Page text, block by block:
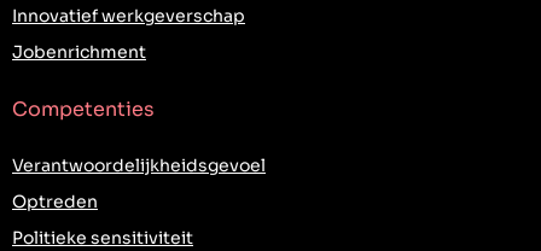
Innovatief werkgeverschap
Jobenrichment
Competenties
Verantwoordelijkheidsgevoel
Optreden
Politieke sensitiviteit